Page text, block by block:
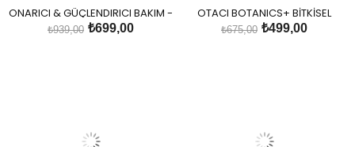
ONARICI & GÜÇLENDIRICI BAKIM -
BALKABAGI VE BITKISEL KERATIN
₺699,00
₺939,00
OTACI BOTANICS+ BİTKİSEL
ŞEKİLLENDİRİCİ SAÇ KÖPÜĞÜ
₺499,00
₺675,00